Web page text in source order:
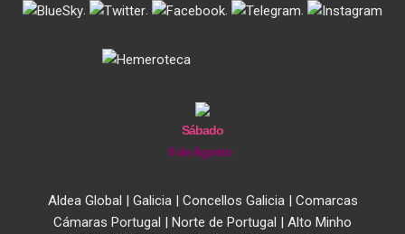
. . . .
Sábado
8 de Agosto
Aldea Global | Galicia| Concellos Galicia| Comarcas
Cámaras Portugal | Norte de Portugal | Alto Minho